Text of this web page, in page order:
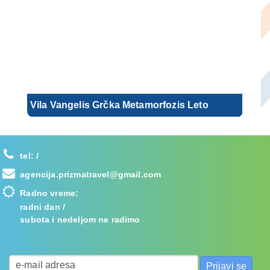
Vila Vangelis Grčka Metamorfozis Leto
tel:/
agencija.prizmatravel@gmail.com
Radno vreme:
radni dan /
subota i nedeljom ne radimo